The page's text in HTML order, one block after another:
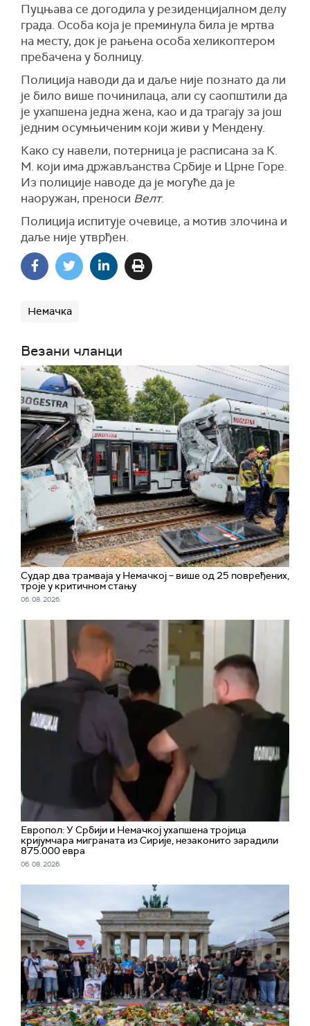
Пуцњава се догодила у резиденцијалном делу
града. Особа која је преминула била је мртва
на месту, док је рањена особа хеликоптером
пребачена у болницу.
Полиција наводи да и даље није познато да ли
је било више починилаца, али су саопштили да
је ухапшена једна жена, као и да трагају за још
једним осумњиченим који живи у Мендену.
Како су навели, потерница је расписана за К.
М. који има држављанства Србије и Црне Горе.
Из полиције наводе да је могуће да је
наоружан, преноси Велт.
Полиција испитује очевице, а мотив злочина и
даље није утврђен.
Немачка
Везани чланци
Судар два трамваја у Немачкој – више од 25 повређених,
троје у критичном стању
06. 08. 2026.
Европол: У Србији и Немачкој ухапшена тројица
кријумчара миграната из Сирије, незаконито зарадили
875.000 евра
06. 08. 2026.